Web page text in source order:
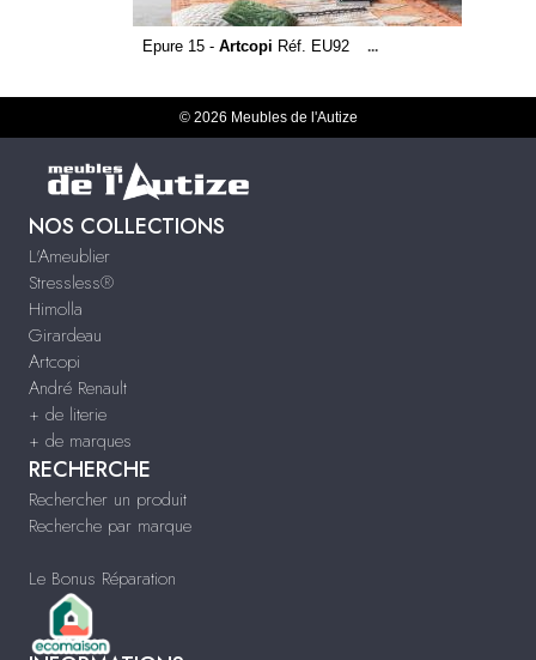
Epure 15 - Artcopi Réf. EU92 ...
© 2026 Meubles de l'Autize
NOS COLLECTIONS
L'Ameublier
Stressless®
Himolla
Girardeau
Artcopi
André Renault
+ de literie
+ de marques
RECHERCHE
Rechercher un produit
Recherche par marque
Le Bonus Réparation